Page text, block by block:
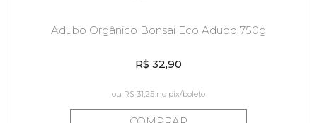
Adubo Orgânico Bonsai Eco Adubo 750g
R$ 32,90
ou R$ 31,25 no pix/boleto